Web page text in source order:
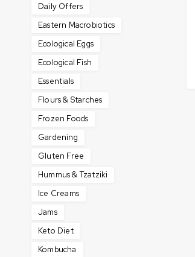
Daily Offers
Eastern Macrobiotics
Ecological Eggs
Ecological Fish
Essentials
Flours & Starches
Frozen Foods
Gardening
Gluten Free
Hummus & Tzatziki
Ice Creams
Jams
Keto Diet
Kombucha